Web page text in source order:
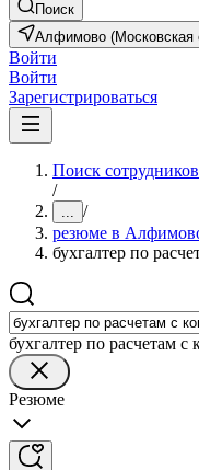
Поиск
Алфимово (Московская
Войти
Войти
Зарегистрироваться
Поиск
/
... /
резюме в
бухгалтер по
бухгалтер по расчетам с
Резюме